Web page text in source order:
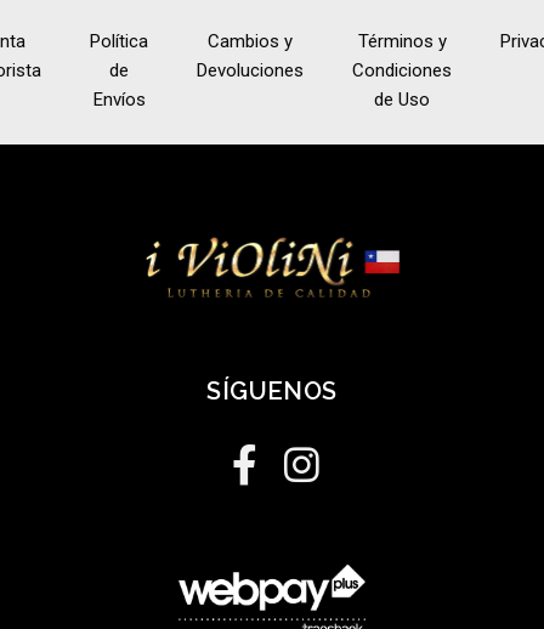
Política
de
Envíos
Cambios y
Devoluciones
Términos y
Condiciones
de Uso
SÍGUENOS